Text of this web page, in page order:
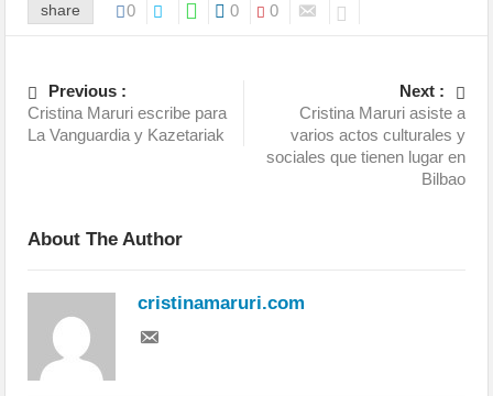
share 0 0 0
Previous :
Cristina Maruri escribe para
La Vanguardia y Kazetariak
Next :
Cristina Maruri asiste a
varios actos culturales y
sociales que tienen lugar en
Bilbao
About The Author
cristinamaruri.com